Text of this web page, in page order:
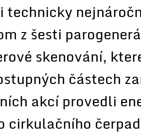
technicky
z šesti
skenování,
částech
akcí provedli
cirkulačního